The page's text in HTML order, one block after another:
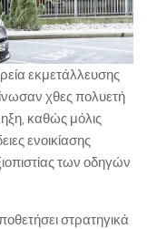
εκμετάλλευσης
χθες πολυετή
καθώς μόλις
ενοικίασης
των οδηγών
στρατηγικά